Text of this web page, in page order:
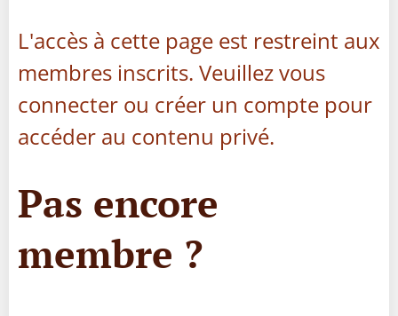
L'accès à cette page est restreint aux
membres inscrits. Veuillez vous
connecter ou créer un compte pour
accéder au contenu privé.
Pas encore
membre ?